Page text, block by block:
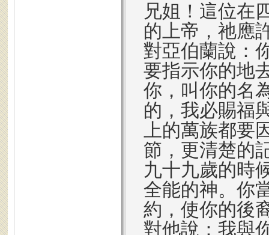
兄姐！這位在
的上帝，祂應
對亞伯蘭說：
要指示你的地
你，叫你的名
的，我必賜福
上的萬族都要
節，更清楚的
九十九歲的時
全能的神。你
約，使你的後
對他說：我與